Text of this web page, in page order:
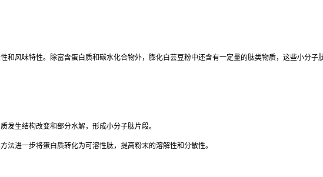
和风味特性。除富含蛋白质和碳水化合物外，膨化白芸豆粉中还含有一定量的肽类物质，这些小分
发生结构改变和部分水解，形成小分子肽片段。
进一步将蛋白质转化为可溶性肽，提高粉末的溶解性和分散性。